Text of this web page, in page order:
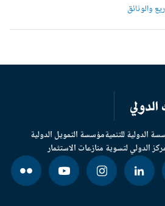
للتنميةمؤسسة التمويل الدولية
الدولي لتسوية منازعات الاستثمار